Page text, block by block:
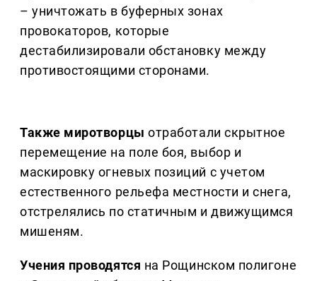
– уничтожать в буферных зонах
провокаторов, которые
дестабилизировали обстановку между
противостоящими сторонами.
Также миротворцы отработали скрытное
перемещение на поле боя, выбор и
маскировку огневых позиций с учетом
естественного рельефа местности и снега,
отстрелялись по статичным и движущимся
мишеням.
Учения проводятся на Рощинском полигоне